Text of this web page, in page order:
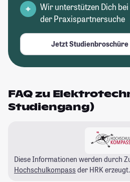
Wir unterstützen Dich bei
der Praxispartnersuche
Jetzt
FAQ zu
Studiengang)
Diese Informationen werden durch
Hochschulkompass der HRK erzeugt.